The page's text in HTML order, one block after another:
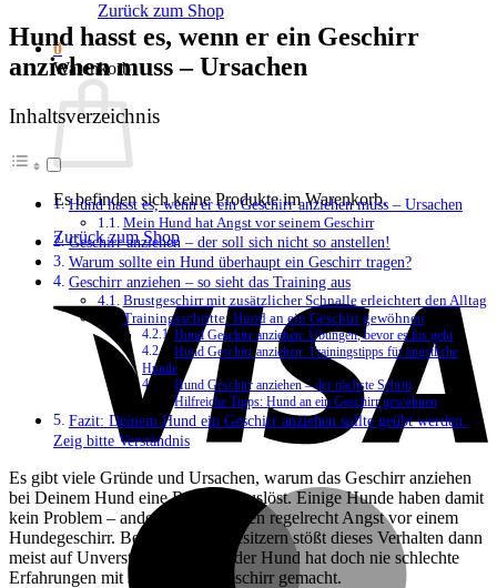
Zurück zum Shop
0
Warenkorb
Es befinden sich keine Produkte im Warenkorb.
Zurück zum Shop
Hund hasst es, wenn er ein Geschirr
anziehen muss – Ursachen
Inhaltsverzeichnis
Hund hasst es, wenn er ein Geschirr anziehen muss – Ursachen
Mein Hund hat Angst vor seinem Geschirr
Geschirr anziehen – der soll sich nicht so anstellen!
Warum sollte ein Hund überhaupt ein Geschirr tragen?
Geschirr anziehen – so sieht das Training aus
Brustgeschirr mit zusätzlicher Schnalle erleichtert den Alltag
Trainingsschritte: Hund an ein Geschirr gewöhnen
Hund Geschirr anziehen: Übungen, bevor es los geht
Hund Geschirr anziehen: Trainingstipps für ängstliche
Hunde
Hund Geschirr anziehen – der nächste Schritt
Hilfreiche Tipps: Hund an ein Geschirr gewöhnen
Fazit: Deinem Hund ein Geschirr anziehen sollte geübt werden.
Zeig bitte Verständnis
Es gibt viele Gründe und Ursachen, warum das Geschirr anziehen
bei Deinem Hund eine Reaktion auslöst. Einige Hunde haben damit
kein Problem – andere Hunde haben regelrecht Angst vor einem
Hundegeschirr. Bei den Hundebesitzern stößt dieses Verhalten dann
meist auf Unverständnis – denn der Hund hat doch nie schlechte
Erfahrungen mit seinem Brustgeschirr gemacht.